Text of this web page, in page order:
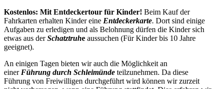
Kostenlos: Mit Entdeckertour für Kinder! Beim Kauf der
Fahrkarten erhalten Kinder eine Entdeckerkarte. Dort sind einige
Aufgaben zu erledigen und als Belohnung dürfen die Kinder sich
etwas aus der Schatztruhe aussuchen (Für Kinder bis 10 Jahre
geeignet).
An einigen Tagen bieten wir auch die Möglichkeit an
einer Führung durch Schleimünde teilzunehmen. Da diese
Führung von Freiwilligen durchgeführt wird können wir zurzeit